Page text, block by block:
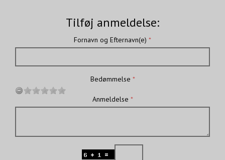
Tilføj anmeldelse:
Fornavn og Efternavn(e)
Bedømmelse
Anmeldelse